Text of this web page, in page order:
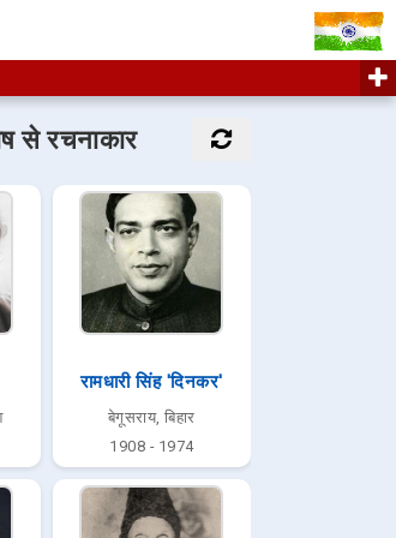
से रचनाकार
रामधारी सिंह 'दिनकर'
बेगूसराय, बिहार
1908 - 1974